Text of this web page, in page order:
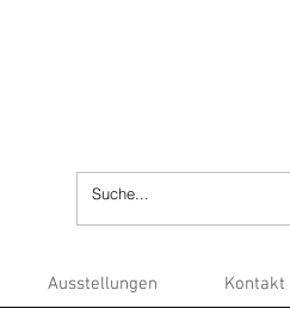
Ausstellungen Kontakt